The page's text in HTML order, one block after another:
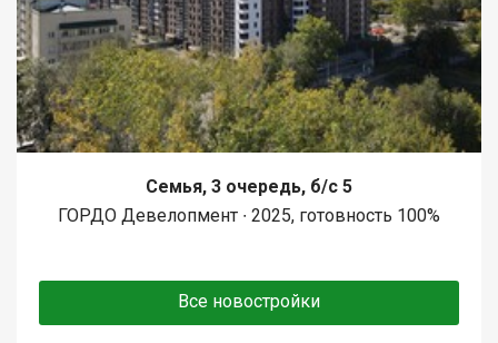
Семья, 3 очередь, б/с 5
ГОРДО Девелопмент ∙ 2025, готовность 100%
Все новостройки